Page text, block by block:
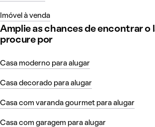
Imóvel à venda
Amplie as chances de encontrar o
procure por
Casa moderno para alugar
Casa decorado para alugar
Casa com varanda gourmet para alugar
Casa com garagem para alugar